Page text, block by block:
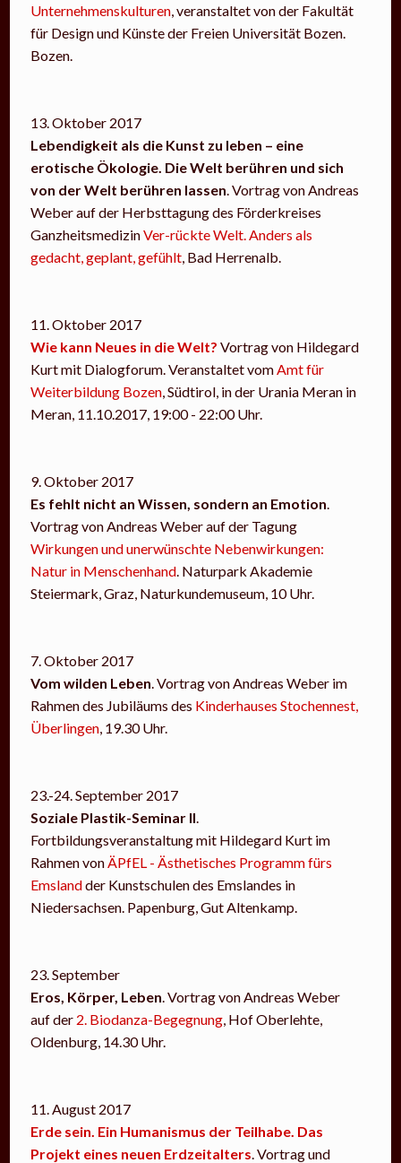
Unternehmenskulturen , veranstaltet von der Fakultät
für Design und Künste der Freien Universität Bozen.
Bozen.
13. Oktober 2017
Lebendigkeit als die Kunst zu leben – eine
erotische Ökologie. Die Welt berühren und sich
von der Welt berühren lassen . Vortrag von Andreas
Weber auf der Herbsttagung des Förderkreises
GanzheitsmedizinVer-rückte Welt. Anders als
gedacht, geplant, gefühlt , Bad Herrenalb.
11. Oktober 2017
Wie kann Neues in die Welt? Vortrag von Hildegard
Kurt mit Dialogforum. Veranstaltet vom Amt für
Weiterbildung Bozen , Südtirol, in der Urania Meran in
Meran, 11.10.2017, 19:00 - 22:00 Uhr.
9. Oktober 2017
Es fehlt nicht an Wissen, sondern an Emotion
Vortrag von Andreas Weber auf der Tagung
Wirkungen und unerwünschte Nebenwirkungen:
Natur in Menschenhand . Naturpark Akademie
Steiermark, Graz, Naturkundemuseum, 10 Uhr.
7. Oktober 2017
Vom wilden Leben . Vortrag von Andreas Weber im
Rahmen des Jubiläums des Kinderhauses Stochennest,
Überlingen , 19.30 Uhr.
23.-24. September 2017
Soziale Plastik-Seminar II
Fortbildungsveranstaltung mit Hildegard Kurt im
Rahmen von ÄPfEL - Ästhetisches Programm fürs
Emslandder Kunstschulen des Emslandes in
Niedersachsen. Papenburg, Gut Altenkamp.
23. September
Eros, Körper, Leben . Vortrag von Andreas Weber
auf der 2. Biodanza-Begegnung , Hof Oberlehte,
Oldenburg, 14.30 Uhr.
11. August 2017
Erde sein. Ein Humanismus der Teilhabe. Das
Projekt eines neuen Erdzeitalters . Vortrag und